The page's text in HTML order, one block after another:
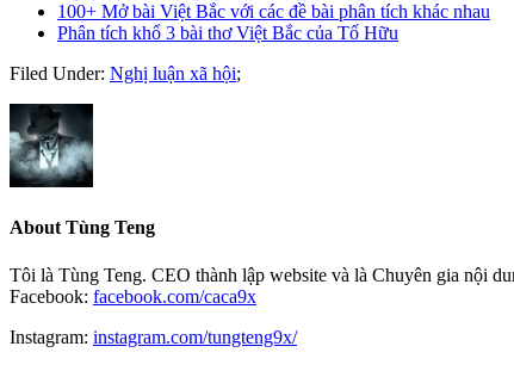
100+ Mở bài Việt Bắc với các đề bài phân tích khác nhau
Phân tích khổ 3 bài thơ Việt Bắc của Tố Hữu
Filed Under: Nghị luận xã hội;
About Tùng Teng
Tôi là Tùng Teng. CEO thành lập website và là Chuyên gia nội
Facebook: facebook.com/caca9x
Instagram: instagram.com/tungteng9x/